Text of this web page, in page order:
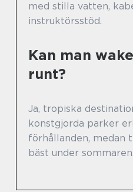
med stilla vatten,
instruktörsstöd.
Kan man
runt?
Ja, tropiska
konstgjorda parker
förhållanden, medan
bäst under sommaren.